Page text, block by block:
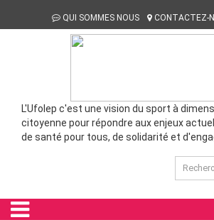
QUI SOMMES NOUS CONTACTEZ-
L'Ufolep c'est une vision du sport à
citoyenne pour répondre aux enjeux
de santé pour tous, de solidarité et